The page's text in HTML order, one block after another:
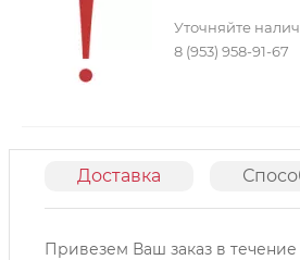
Уточняйте
8 (953) 958-91-67
Доставка
Привезем Ваш заказ в течение